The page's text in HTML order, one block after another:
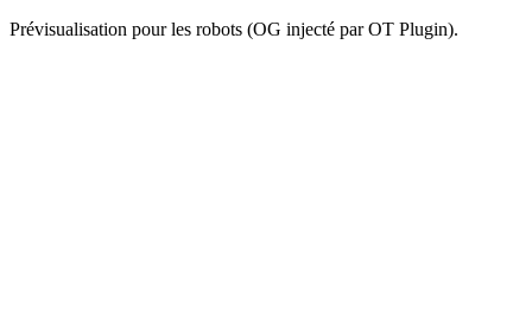
Prévisualisation pour les robots (OG injecté par OT Plugin).